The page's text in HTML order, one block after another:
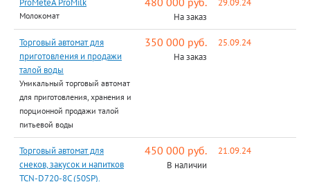
Молокомат На заказ
Торговый автомат для
приготовления и продажи
талой воды
Уникальный торговый автомат
для приготовления, хранения и
порционной продажи талой
питьевой воды
350 000 руб.
На заказ
25.09.24
Торговый автомат для
снеков, закусок и напитков
TCN-D720-8C (50SP).
450 000 руб.
В наличии
21.09.24